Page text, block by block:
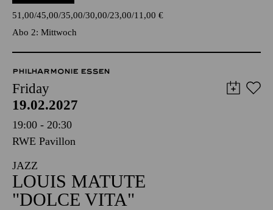
51,00 45,00 35,00 30,00 23,00 11,00 €
Abo 2: Mittwoch
PHILHARMONIE ESSEN
Friday
19.02.2027
19:00 - 20:30
RWE Pavillon
JAZZ
LOUIS MATUTE
"DOLCE VITA"